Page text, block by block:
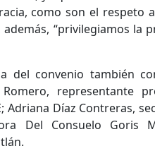
como son el respeto
“privilegiamos la
del convenio también
representante
Adriana Díaz Contreras,
Del Consuelo Goris